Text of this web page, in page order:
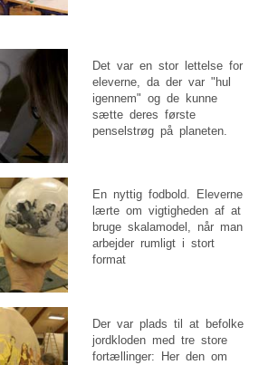
Det var en stor lettelse for
eleverne, da der var "hul
igennem" og de kunne
sætte deres første
penselstrøg på planeten.
En nyttig fodbold. Eleverne
lærte om vigtigheden af at
bruge skalamodel, når man
arbejder rumligt i stort
format
Der var plads til at befolke
jordkloden med tre store
fortællinger: Her den om